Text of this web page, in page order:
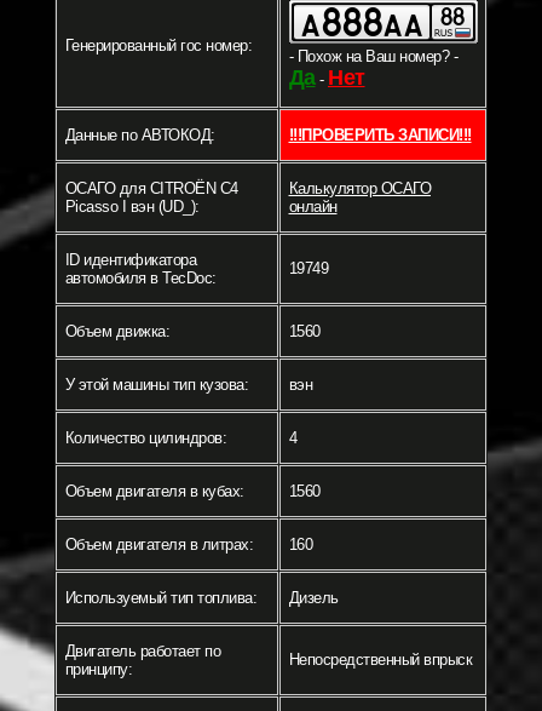
Генерированный гос номер:
- Похож на Ваш номер? -
Да- Нет
Данные по АВТОКОД: !!!ПРОВЕРИТЬ ЗАПИСИ!!!
ОСАГО для CITROËN C4
Picasso I вэн (UD_):
Калькулятор ОСАГО
онлайн
ID идентификатора
автомобиля в TecDoc:
19749
Объем движка: 1560
У этой машины тип кузова: вэн
Количество цилиндров: 4
Объем двигателя в кубах: 1560
Объем двигателя в литрах: 160
Используемый тип топлива: Дизель
Двигатель работает по
принципу:
Непосредственный впрыск